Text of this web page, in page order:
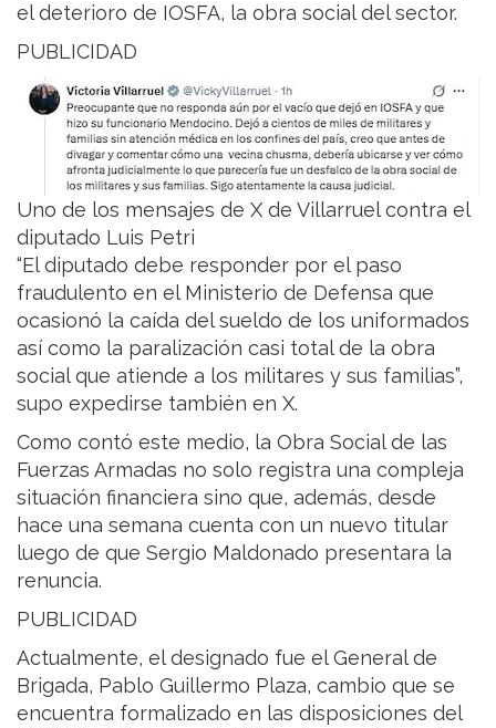
el deterioro de IOSFA, la obra social del sector.
PUBLICIDAD
Uno de los mensajes de X de Villarruel contra el
diputado Luis Petri
“El diputado debe responder por el paso
fraudulento en el Ministerio de Defensa que
ocasionó la caída del sueldo de los uniformados
así como la paralización casi total de la obra
social que atiende a los militares y sus familias”,
supo expedirse también en X.
Como contó este medio, la Obra Social de las
Fuerzas Armadas no solo registra una compleja
situación financiera sino que, además, desde
hace una semana cuenta con un nuevo titular
luego de que Sergio Maldonado presentara la
renuncia.
PUBLICIDAD
Actualmente, el designado fue el General de
Brigada, Pablo Guillermo Plaza, cambio que se
encuentra formalizado en las disposiciones del